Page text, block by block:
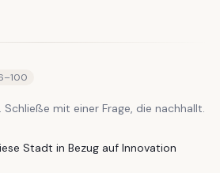
–100
Schließe mit einer Frage, die nachhallt.
Stadt in Bezug auf Innovation